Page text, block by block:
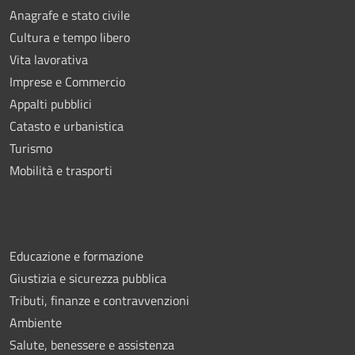
Anagrafe e stato civile
Cultura e tempo libero
Vita lavorativa
Imprese e Commercio
Appalti pubblici
Catasto e urbanistica
Turismo
Mobilità e trasporti
Educazione e formazione
Giustizia e sicurezza pubblica
Tributi, finanze e contravvenzioni
Ambiente
Salute, benessere e assistenza